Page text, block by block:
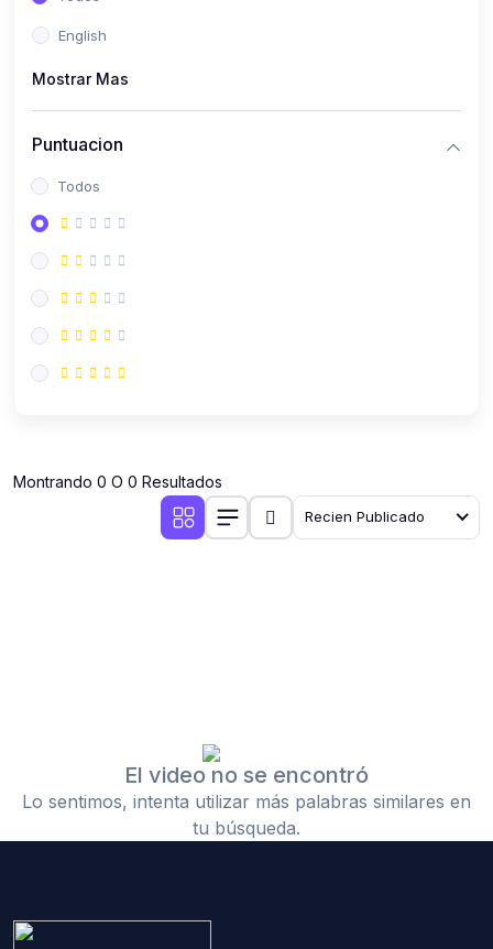
Derecho y Legislación
Emprendedores
English
Mostrar Mas
Puntuacion
Todos
Montrando 0 O 0 Resultados
Recien Publicado
El video no se encontró
Lo sentimos, intenta utilizar más palabras similares en
tu búsqueda.